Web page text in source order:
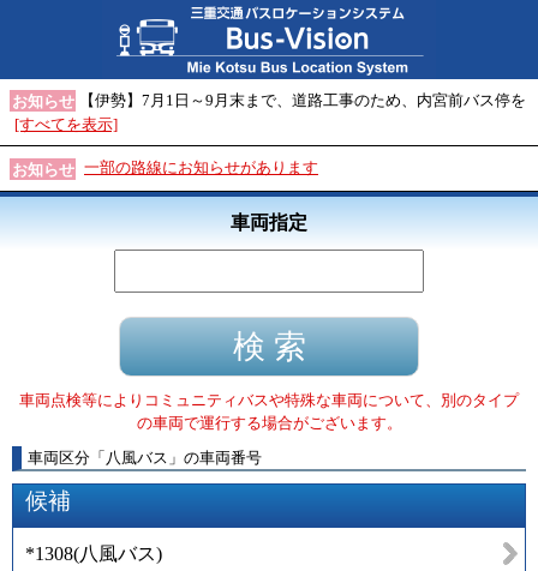
お知らせ
【伊勢】7月1日～9月末まで、道路工事のため、内宮前バス停を
[すべてを表示]
お知らせ 一部の路線にお知らせがあります
車両指定
車両点検等によりコミュニティバスや特殊な車両について、別のタイプ
の車両で運行する場合がございます。
車両区分 「 八風バス 」 の車両番号
候補
*1308(八風バス)